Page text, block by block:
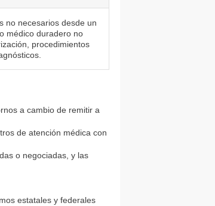
no necesarios desde un
médico duradero no
procedimientos
a cambio de remitir a
de atención médica con
o negociadas, y las
estatales y federales